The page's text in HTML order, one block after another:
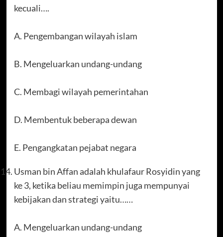
kecuali….
A. Pengembangan wilayah islam
B. Mengeluarkan undang-undang
C. Membagi wilayah pemerintahan
D. Membentuk beberapa dewan
E. Pengangkatan pejabat negara
Usman bin Affan adalah khulafaur Rosyidin yang
ke 3, ketika beliau memimpin juga mempunyai
kebijakan dan strategi yaitu……
A. Mengeluarkan undang-undang